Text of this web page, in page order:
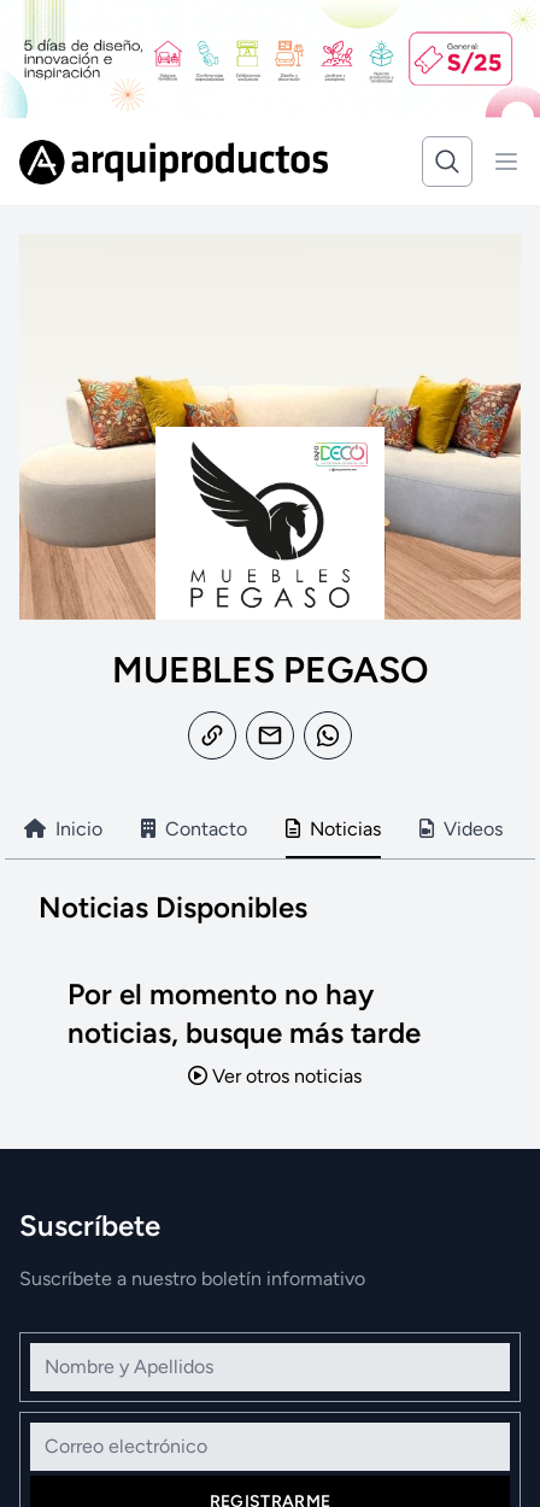
MUEBLES PEGASO
Inicio Contacto Noticias Videos
Noticias Disponibles
Por el momento no hay
noticias, busque más tarde
Ver otros noticias
Suscríbete
Suscríbete a nuestro boletín informativo
Nombre y Apellidos
Correo electrónico
REGISTRARME